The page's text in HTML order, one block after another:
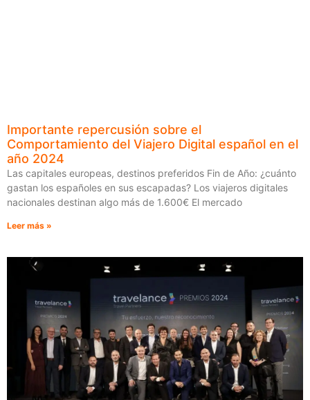
Importante repercusión sobre el
Comportamiento del Viajero Digital español en el
año 2024
Las capitales europeas, destinos preferidos Fin de Año: ¿cuánto
gastan los españoles en sus escapadas? Los viajeros digitales
nacionales destinan algo más de 1.600€ El mercado
Leer más »